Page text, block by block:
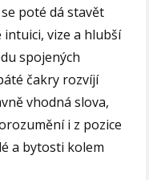
poté dá stavět
vize a hlubší
spojených
čakry rozvíjí
vhodná slova,
i z pozice
a bytosti kolem